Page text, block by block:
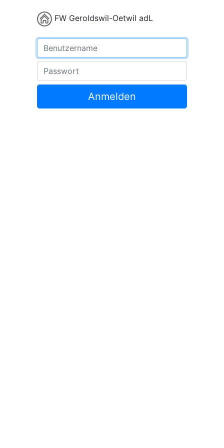
FW Geroldswil-Oetwil adL
Benutzername
Passwort
Anmelden